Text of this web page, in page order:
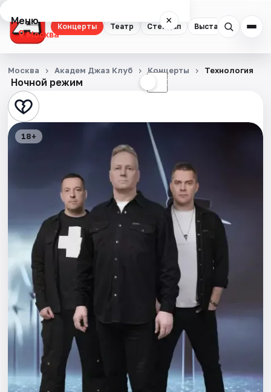
Концерты Театр Стендап Выставки
Меню ×
Москва
Концерты
Театр
Стендап
Экскурсии
Спорт
События
Города
Площадки
Артисты
Рейтинги
Ночной режим ☾
Москва Академ Джаз Клуб Концерты Технология
18+